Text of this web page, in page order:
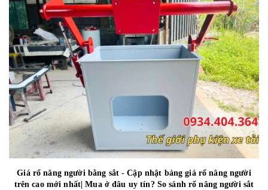
Giá rổ nâng người bằng sắt - Cập nhật bảng giá rổ nâng người
trên cao mới nhất| Mua ở đâu uy tín? So sánh rổ nâng người sắt